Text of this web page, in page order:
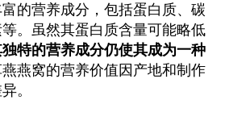
的营养成分，包括蛋白质、碳
。虽然其蛋白质含量可能略低
特的营养成分仍使其成为一种
燕窝的营养价值因产地和制作
。